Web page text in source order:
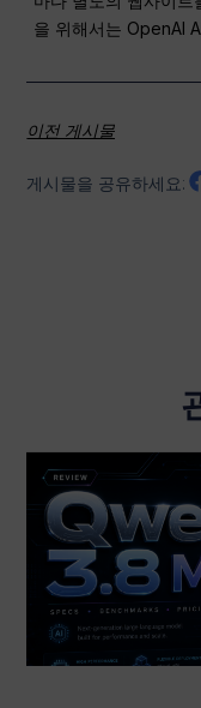
을 위해서는 OpenAI
이전 게시물
게시물을 공유하세요: